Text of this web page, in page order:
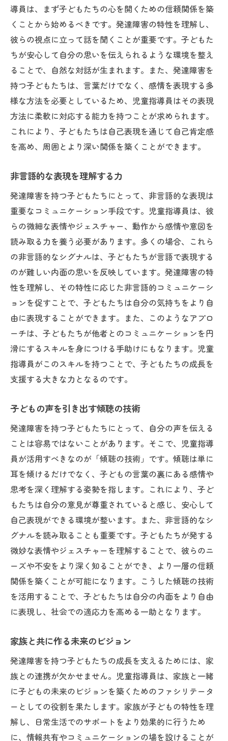
導員は、まず子どもたちの心を開くための信頼関係を築
くことから始めるべきです。発達障害の特性を理解し、
彼らの視点に立って話を聞くことが重要です。子どもた
ちが安心して自分の思いを伝えられるような環境を整え
ることで、自然な対話が生まれます。また、発達障害を
持つ子どもたちは、言葉だけでなく、感情を表現する多
様な方法を必要としているため、児童指導員はその表現
方法に柔軟に対応する能力を持つことが求められます。
これにより、子どもたちは自己表現を通じて自己肯定感
を高め、周囲とより深い関係を築くことができます。
非言語的な表現を理解する力
発達障害を持つ子どもたちにとって、非言語的な表現は
重要なコミュニケーション手段です。児童指導員は、彼
らの微細な表情やジェスチャー、動作から感情や意図を
読み取る力を養う必要があります。多くの場合、これら
の非言語的なシグナルは、子どもたちが言語で表現する
のが難しい内面の思いを反映しています。発達障害の特
性を理解し、その特性に応じた非言語的コミュニケーシ
ョンを促すことで、子どもたちは自分の気持ちをより自
由に表現することができます。また、このようなアプロ
ーチは、子どもたちが他者とのコミュニケーションを円
滑にするスキルを身につける手助けにもなります。児童
指導員がこのスキルを持つことで、子どもたちの成長を
支援する大きな力となるのです。
子どもの声を引き出す傾聴の技術
発達障害を持つ子どもたちにとって、自分の声を伝える
ことは容易ではないことがあります。そこで、児童指導
員が活用すべきなのが「傾聴の技術」です。傾聴は単に
耳を傾けるだけでなく、子どもの言葉の裏にある感情や
思考を深く理解する姿勢を指します。これにより、子ど
もたちは自分の意見が尊重されていると感じ、安心して
自己表現ができる環境が整います。また、非言語的なシ
グナルを読み取ることも重要です。子どもたちが発する
微妙な表情やジェスチャーを理解することで、彼らのニ
ーズや不安をより深く知ることができ、より一層の信頼
関係を築くことが可能になります。こうした傾聴の技術
を活用することで、子どもたちは自分の内面をより自由
に表現し、社会での適応力を高める一助となります。
家族と共に作る未来のビジョン
発達障害を持つ子どもたちの成長を支えるためには、家
族との連携が欠かせません。児童指導員は、家族と一緒
に子どもの未来のビジョンを築くためのファシリテータ
ーとしての役割を果たします。家族が子どもの特性を理
解し、日常生活でのサポートをより効果的に行うため
に、情報共有やコミュニケーションの場を設けることが